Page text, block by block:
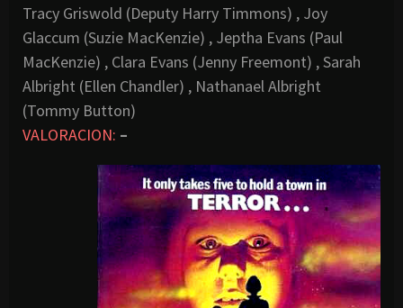
Tracy Griswold (Deputy Harry Timmons) , Joy
Glaccum (Suzie MacKenzie) , Jeptha Evans (Paul
MacKenzie) , Clara Evans (Jenny Freemont) , Sarah
Albright (Ellen Chandler) , Nathanael Albright
(Tommy Button)
VALORACION: –